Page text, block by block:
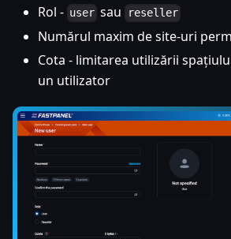
Rol - user sau reseller
Numărul maxim de site-uri
Cota - limitarea utilizării
un utilizator